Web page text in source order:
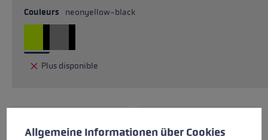
Couleurs neonyellow-black
Plus disponible
This website uses cookies to give you the best possible experience.
Allgemeine Informationen über Cookies